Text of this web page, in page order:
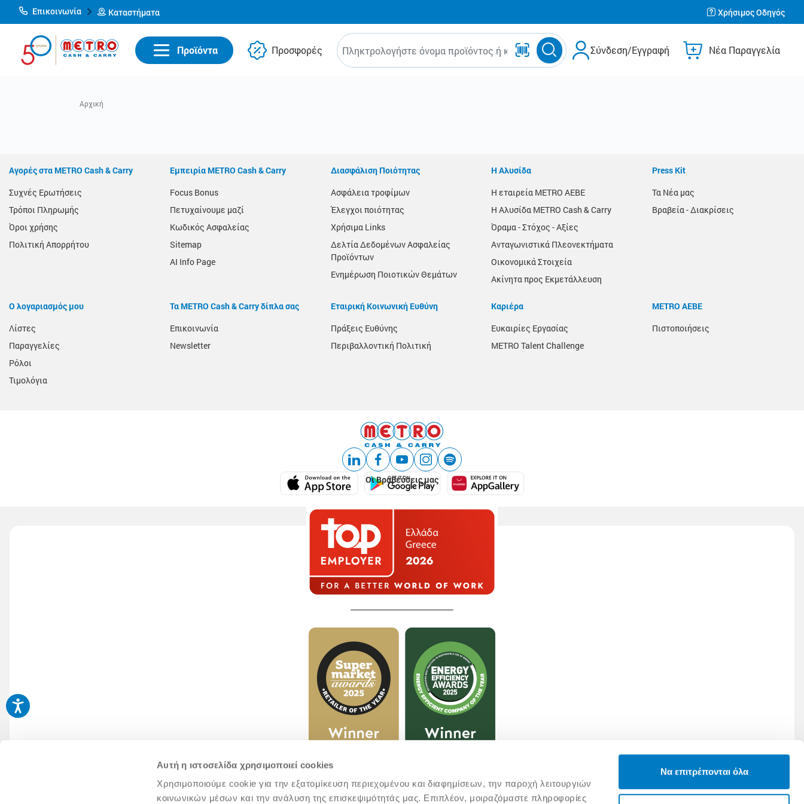
Αυτή η ιστοσελίδα χρησιμοποιεί cookies
Χρησιμοποιούμε cookie για την εξατομίκευση περιεχομένου και διαφημίσεων, την παροχή λειτουργιών
κοινωνικών μέσων και την ανάλυση της επισκεψιμότητάς μας. Επιπλέον, μοιραζόμαστε πληροφορίες
Να επιτρέπονται όλα
Επικοινωνία Καταστήματα Χρήσιμος Οδηγός
Προϊόντα Προσφορές Σύνδεση/Εγγραφή Νέα Παραγγελία
Αγορές στα METRO Cash & Carry
Συχνές Ερωτήσεις
Τρόποι Πληρωμής
Όροι χρήσης
Πολιτική Απορρήτου
Εμπειρία METRO Cash & Carry
Focus Bonus
Πετυχαίνουμε μαζί
Κωδικός Ασφαλείας
Sitemap
AI Info Page
Διασφάλιση Ποιότητας
Ασφάλεια τροφίμων
Έλεγχοι ποιότητας
Χρήσιμα Links
Δελτία Δεδομένων Ασφαλείας
Προϊόντων
Ενημέρωση Ποιοτικών Θεμάτων
Η Αλυσίδα
Η εταιρεία METRO AEBE
Η Αλυσίδα METRO Cash & Carry
Όραμα - Στόχος - Αξίες
Ανταγωνιστικά Πλεονεκτήματα
Οικονομικά Στοιχεία
Ακίνητα προς Εκμετάλλευση
Press Kit
Τα Νέα μας
Βραβεία - Διακρίσεις
Ο λογαριασμός μου
Λίστες
Παραγγελίες
Ρόλοι
Τιμολόγια
Τα METRO Cash & Carry δίπλα σας
Επικοινωνία
Newsletter
Εταιρική Κοινωνική Ευθύνη
Πράξεις Ευθύνης
Περιβαλλοντική Πολιτική
Καριέρα
Ευκαιρίες Εργασίας
METRO Talent Challenge
METRO ΑΕΒΕ
Πιστοποιήσεις
Οι Βραβεύσεις μας